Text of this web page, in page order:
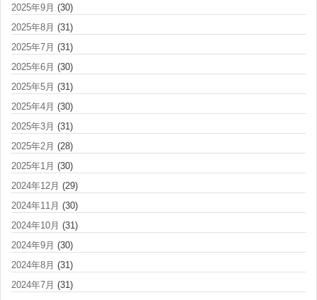
2025年9月 (30)
2025年8月 (31)
2025年7月 (31)
2025年6月 (30)
2025年5月 (31)
2025年4月 (30)
2025年3月 (31)
2025年2月 (28)
2025年1月 (30)
2024年12月 (29)
2024年11月 (30)
2024年10月 (31)
2024年9月 (30)
2024年8月 (31)
2024年7月 (31)